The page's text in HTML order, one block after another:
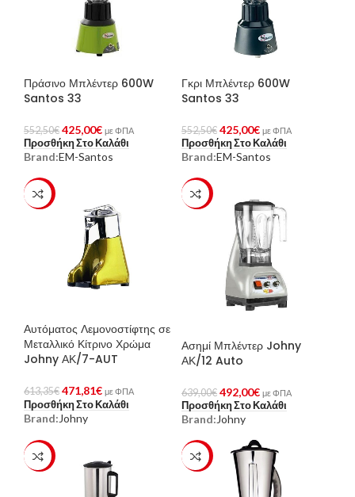
Πράσινο Μπλέντερ 600W
Santos 33
552,50€ 425,00€ με ΦΠΑ
Προσθήκη Στο Καλάθι
Brand:EM-Santos
Γκρι Μπλέντερ 600W
Santos 33
552,50€ 425,00€ με ΦΠΑ
Προσθήκη Στο Καλάθι
Brand:EM-Santos
-23%
Αυτόματος Λεμονοστίφτης σε
Μεταλλικό Κίτρινο Χρώμα
Johny ΑΚ/7-AUT
613,35€ 471,81€ με ΦΠΑ
Προσθήκη Στο Καλάθι
Brand: Johny
-23%
Ασημί Μπλέντερ Johny
ΑΚ/12 Auto
639,00€ 492,00€ με ΦΠΑ
Προσθήκη Στο Καλάθι
Brand: Johny
-23% -23%